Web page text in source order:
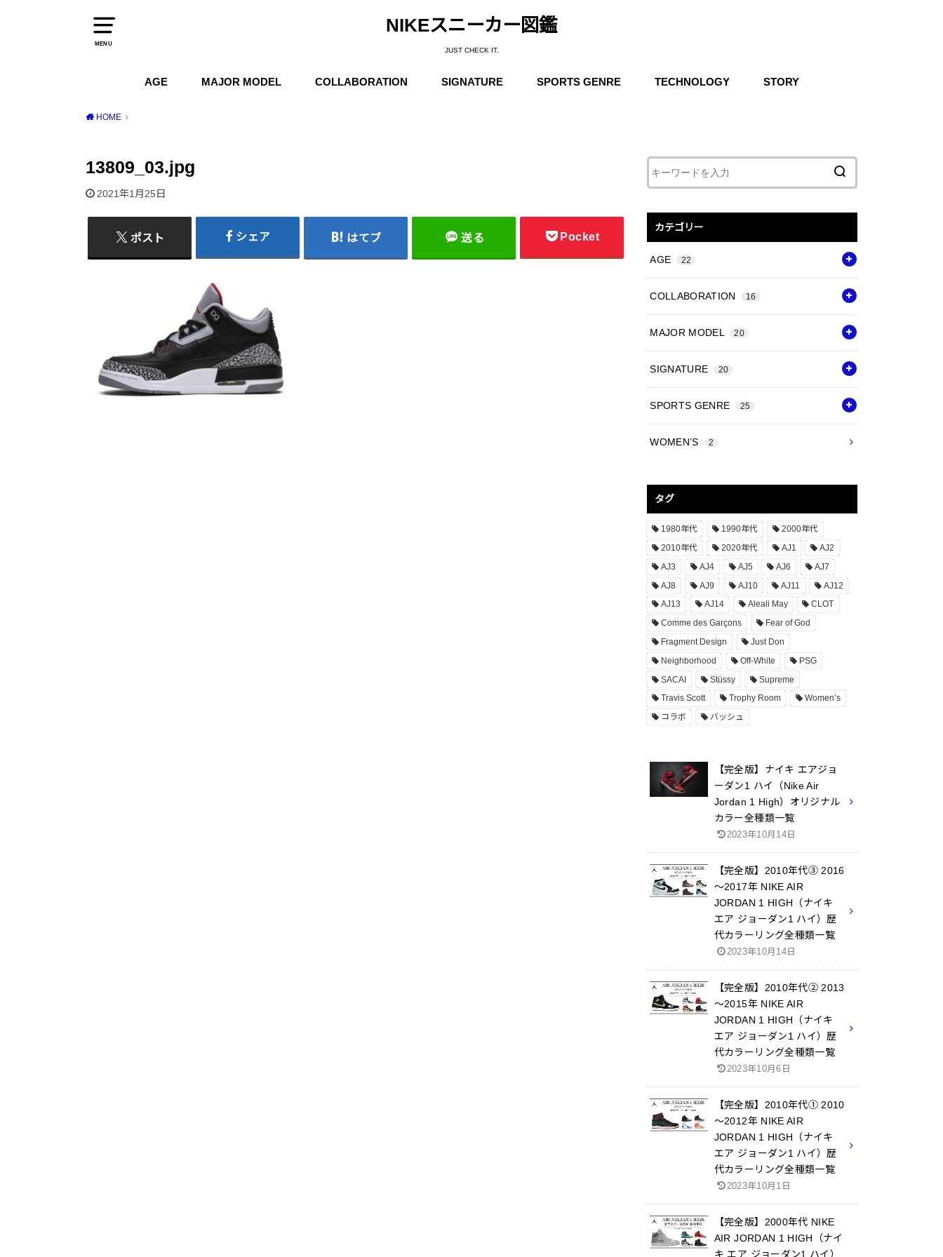
MENU
NIKEスニーカー図鑑
JUST CHECK IT.
AGE MAJOR MODEL COLLABORATION SIGNATURE SPORTS GENRE TECHNOLOGY STORY
HOME
13809_03.jpg
2021年1月25日
ポスト シェア はてブ 送る Pocket
カテゴリー
AGE 22
COLLABORATION 16
MAJOR MODEL 20
SIGNATURE 20
SPORTS GENRE 25
WOMEN’S 2
タグ
1980年代 1990年代
2000年代
2010年代
2020年代 AJ1
AJ2
AJ3
AJ4 AJ5 AJ6
AJ7
AJ8
AJ9 AJ10 AJ11
AJ12
AJ13
AJ14 Aleali May
CLOT
Comme des Garçons
Fear of God
Fragment Design
Just Don
Neighborhood
Off-White
PSG
SACAI
Stüssy
Supreme
Travis Scott
Trophy Room
Women’s
コラボ
バッシュ
【完全版】ナイキ エアジョ
ーダン1 ハイ（Nike Air
Jordan 1 High）オリジナル
カラー全種類一覧
2023年10月14日
【完全版】2010年代③ 2016
～2017年 NIKE AIR
JORDAN 1 HIGH（ナイキ
エア ジョーダン1 ハイ）歴
代カラーリング全種類一覧
2023年10月14日
【完全版】2010年代② 2013
～2015年 NIKE AIR
JORDAN 1 HIGH（ナイキ
エア ジョーダン1 ハイ）歴
代カラーリング全種類一覧
2023年10月6日
【完全版】2010年代① 2010
～2012年 NIKE AIR
JORDAN 1 HIGH（ナイキ
エア ジョーダン1 ハイ）歴
代カラーリング全種類一覧
2023年10月1日
【完全版】2000年代 NIKE
AIR JORDAN 1 HIGH（ナイ
キ エア ジョーダン1 ハイ）